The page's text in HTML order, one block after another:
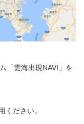
「雲海出現NAVI」を
ください。